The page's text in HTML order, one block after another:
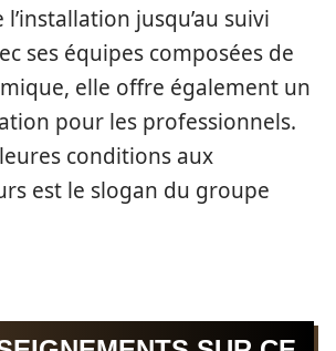
jusqu’au suivi
ses équipes composées de
elle offre également un
pour les professionnels.
conditions aux
est le slogan du groupe